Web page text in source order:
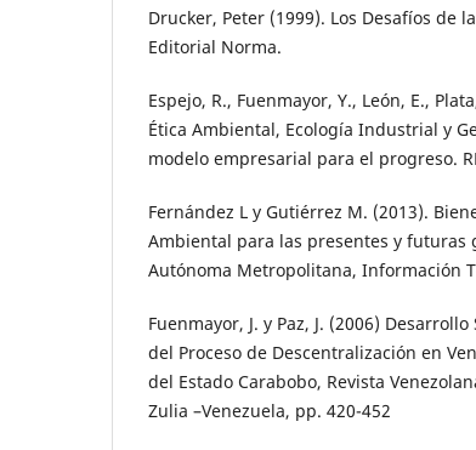
Drucker, Peter (1999). Los Desafíos de
Editorial Norma.
Espejo, R., Fuenmayor, Y., León, E.,
Ética Ambiental, Ecología Industrial y
modelo empresarial para el progreso.
Fernández L y Gutiérrez M. (2013).
Ambiental para las presentes y futuras
Autónoma Metropolitana, Información
Fuenmayor, J. y Paz, J. (2006)
del Proceso de Descentralización en
del Estado Carabobo, Revista
Zulia –Venezuela, pp. 420-452